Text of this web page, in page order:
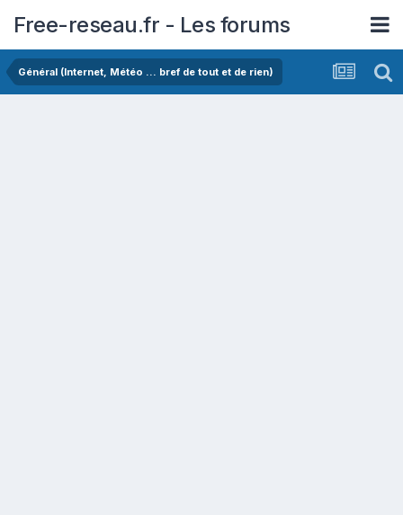
Free-reseau.fr - Les forums
Général (Internet, Météo ... bref de tout et de rien)